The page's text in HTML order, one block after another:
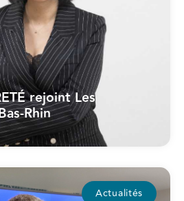
rejoint Les
Rhin
Actualités